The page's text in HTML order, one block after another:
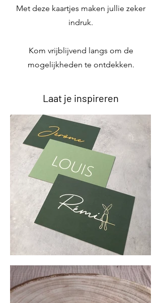
Met deze kaartjes maken jullie zeker
indruk.
Kom vrijblijvend langs om de
mogelijkheden te ontdekken.
Laat je inspireren